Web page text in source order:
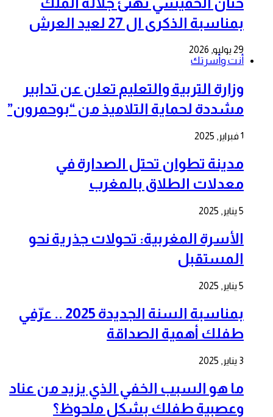
بمناسبة الذكرى ال 27 لعيد العرش
29 يوليو, 2026
أنت وأسرتك
وزارة التربية والتعليم تعلن عن تدابير
مشددة لحماية التلاميذ من “بوحمرون”
1 فبراير, 2025
مدينة تطوان تحتل الصدارة في
معدلات الطلاق بالمغرب
5 يناير, 2025
الأسرة المغربية: تحولات جذرية نحو
المستقبل
5 يناير, 2025
بمناسبة السنة الجديدة 2025 .. عرّفي
طفلك أهمية الصداقة
3 يناير, 2025
ما هو السبب الخفي الذي يزيد من عناد
وعصبية طفلك بشكل ملحوظ؟